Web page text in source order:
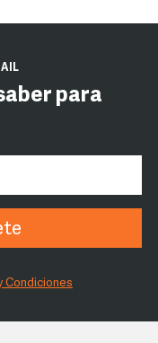
para
Condiciones